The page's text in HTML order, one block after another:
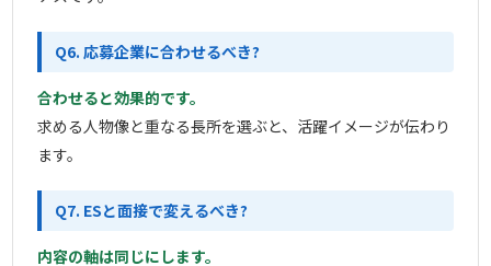
Q6. 応募企業に合わせるべき?
合わせると効果的です。
求める人物像と重なる長所を選ぶと、活躍イメージが伝わり
ます。
Q7. ESと面接で変えるべき?
内容の軸は同じにします。